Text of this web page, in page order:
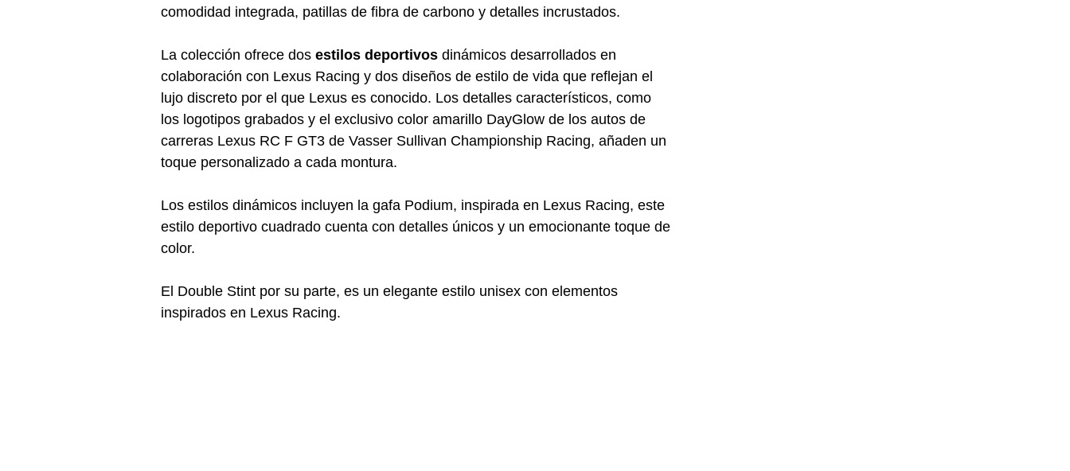
comodidad integrada, patillas de fibra de carbono y detalles incrustados.
La colección ofrece dos estilos deportivos dinámicos desarrollados en
colaboración con Lexus Racing y dos diseños de estilo de vida que reflejan el
lujo discreto por el que Lexus es conocido. Los detalles característicos, como
los logotipos grabados y el exclusivo color amarillo DayGlow de los autos de
carreras Lexus RC F GT3 de Vasser Sullivan Championship Racing, añaden un
toque personalizado a cada montura.
Los estilos dinámicos incluyen la gafa Podium, inspirada en Lexus Racing, este
estilo deportivo cuadrado cuenta con detalles únicos y un emocionante toque de
color.
El Double Stint por su parte, es un elegante estilo unisex con elementos
inspirados en Lexus Racing.